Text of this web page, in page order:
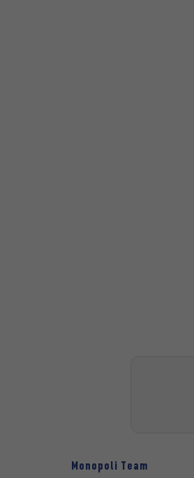
Monopoli Team